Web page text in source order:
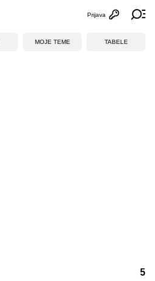
Otvori
Prijava
MOJE TEME TABELE
5